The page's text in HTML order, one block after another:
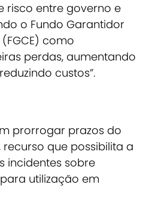
risco entre governo e
o Fundo Garantidor
como
perdas, aumentando
custos”.
prorrogar prazos do
recurso que possibilita a
incidentes sobre
utilização em